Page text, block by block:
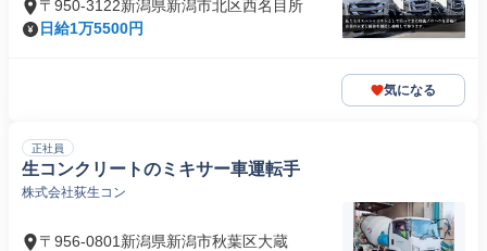
〒950-3122新潟県新潟市北区西名目所
日給1万5500円
気になる
正社員
生コンクリートのミキサー車運転手
株式会社荻生コン
〒956-0801新潟県新潟市秋葉区大蔵